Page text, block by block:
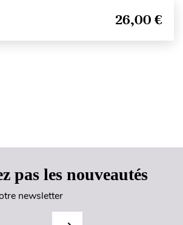
26,00 €
pas les nouveautés
newsletter